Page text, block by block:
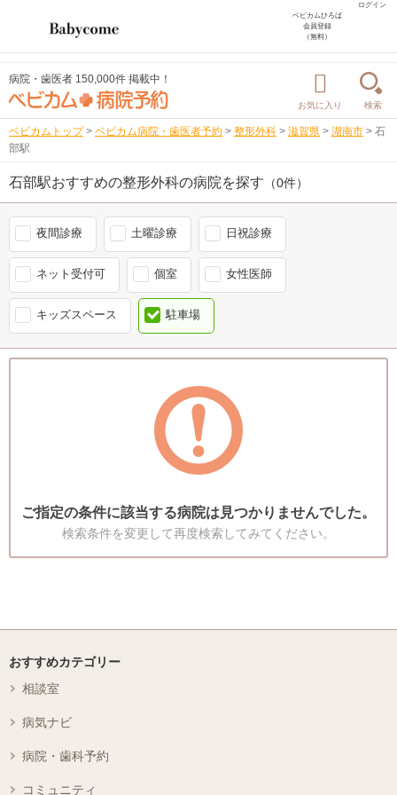
ログイン
ベビカムひろば
会員登録
（無料）
病院・歯医者 150,000件 掲載中！
お気に入り 検索
ベビカムトップ > ベビカム病院・歯医者予約 > 整形外科 > 滋賀県 > 湖南市 > 石
部駅
石部駅おすすめの整形外科の病院を探す （0件）
夜間診療 土曜診療 日祝診療
ネット受付可 個室 女性医師
キッズスペース 駐車場
ご指定の条件に該当する病院は見つかりませんでした。
検索条件を変更して再度検索してみてください。
おすすめカテゴリー
相談室
病気ナビ
病院・歯科予約
コミュニティ